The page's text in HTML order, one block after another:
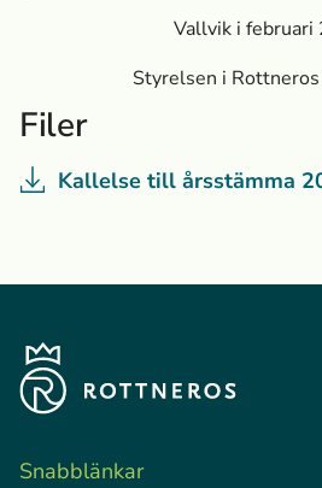
Vallvik i februari
Styrelsen i
Filer
Kallelse till årsstämma
Snabblänkar